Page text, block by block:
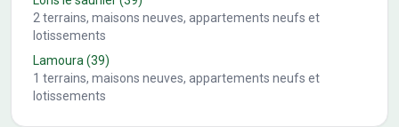
2 terrains, maisons neuves, appartements neufs et
lotissements
Lamoura (39)
1 terrains, maisons neuves, appartements neufs et
lotissements